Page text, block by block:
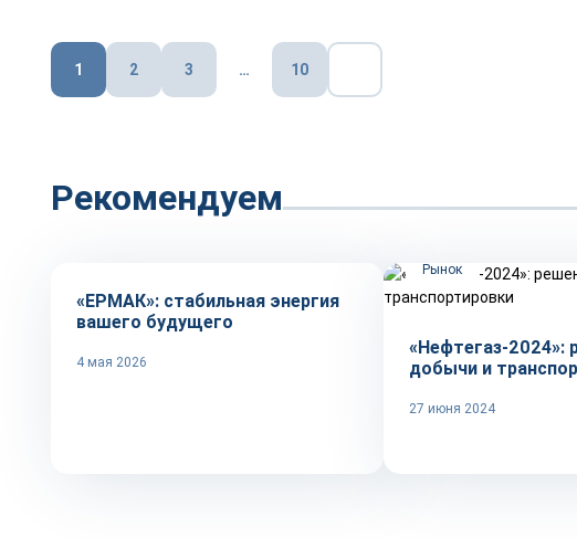
Пагинация
записей
1 2 3 … 10
Рекомендуем
«ЕРМАК»: стабильная энергия
вашего будущего
4 мая 2026
Рынок
«Нефтегаз-2024»:
добычи и
27 июня 2024